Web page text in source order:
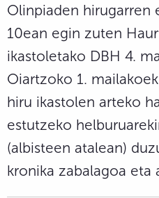
Olinpiaden hirugarren
10ean egin zuten
ikastoletako DBH 4.
Oiartzoko 1.
hiru ikastolen arteko
estutzeko
(albisteen atalean)
kronika zabalagoa eta